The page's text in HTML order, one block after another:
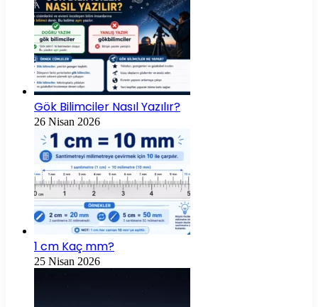
Gök Bilimciler Nasıl Yazılır?
26 Nisan 2026
1 cm Kaç mm?
25 Nisan 2026